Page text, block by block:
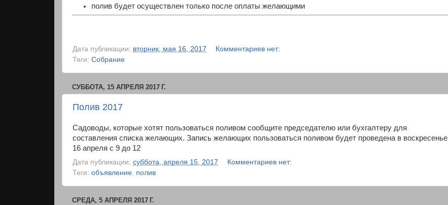
полив будет осуществлен только после оплаты желающими
Дата публикации: вторник, мая 16, 2017
Комментариев нет:
Теги: Собрание
СУББОТА, 15 АПРЕЛЯ 2017 Г.
Полив 2017
Садоводы, которые хотят пользоваться поливом сообщите председателю или бухгалтеру для
составления списка желающих. Запись желающих пользоваться поливом будет проведена в воскресенье
16 апреля с 9 до 12
Дата публикации: суббота, апреля 15, 2017
Комментариев нет:
Теги: объявление, полив
СРЕДА, 5 АПРЕЛЯ 2017 Г.